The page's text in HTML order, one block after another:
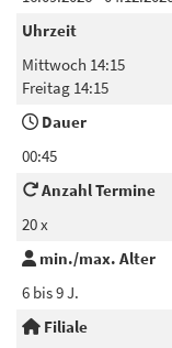
Uhrzeit
Mittwoch 14:15
Freitag 14:15
Dauer
00:45
Anzahl Termine
20 x
min./max. Alter
6 bis 9 J.
Filiale